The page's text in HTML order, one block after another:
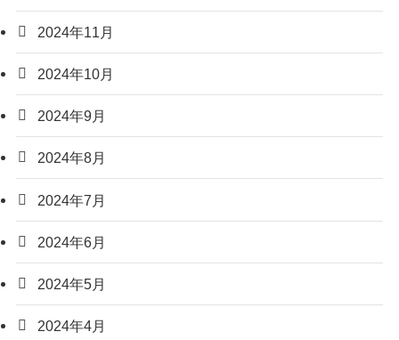
2024年11月
2024年10月
2024年9月
2024年8月
2024年7月
2024年6月
2024年5月
2024年4月